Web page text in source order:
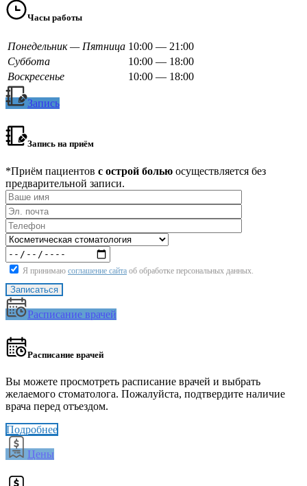
Часы работы
Понедельник — Пятница 10:00 — 21:00
Суббота
10:00 — 18:00
Воскресенье
10:00 — 18:00
Запись
Запись на приём
*Приём пациентов с острой болью осуществляется без
предварительной записи.
Я принимаю соглашение сайта об обработке персональных данных.
Расписание врачей
Расписание врачей
Вы можете просмотреть расписание врачей и выбрать
желаемого стоматолога. Пожалуйста, подтвердите наличие
врача перед отъездом.
Подробнее
Цены